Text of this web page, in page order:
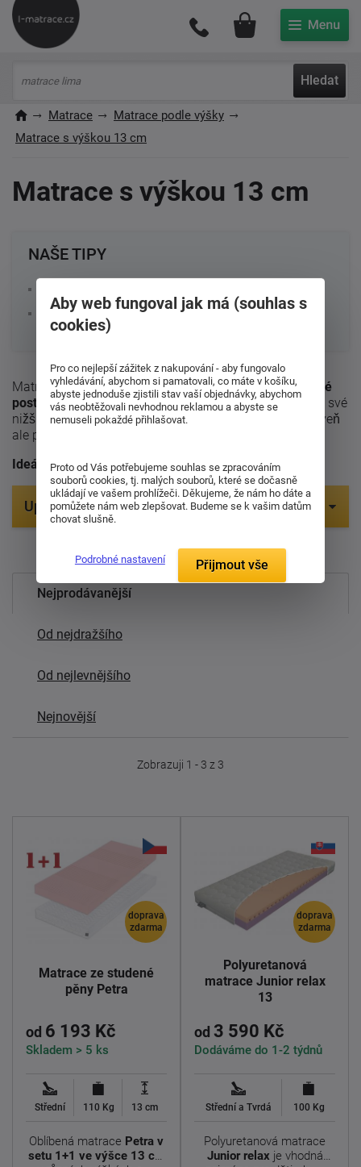
Hledat
Můj účet
Matrace
Matrace podle výšky
Matrace s výškou 13 cm
Matrace s výškou 13 cm
NAŠE TIPY
Výška matrace = kvalita spánku
Matrace s výškou 13 cm jsou skvělou volbou prodětské
postele, patrové postele nebo příležitostné spaní.Díky své
nižší výšce jsou lehké a snadno manipulovatelné, zároveň
ale poskytují základní komfort a podporu.
Ideální i na chatu nebo do pokoje pro hosty.
Upřesnit parametry
Nejprodávanější
Od nejdražšího
Od nejlevnějšího
Nejnovější
Zobrazuji 1 - 3 z 3
doprava
zdarma
Matrace ze studené
pěny Petra
od 6 193 Kč
Skladem > 5 ks
Střední 110 Kg 13 cm
Oblíbená matrace Petra v
setu 1+1 ve výšce 13 cm
doprava
zdarma
Polyuretanová
matrace Junior relax
13
od 3 590 Kč
Dodáváme do 1-2 týdnů
Střední a Tvrdá 100 Kg
Polyuretanová matrace
Junior relaxje vhodná
Aby web fungoval jak má (souhlas s
cookies)
Pro co nejlepší zážitek z nakupování - aby fungovalo
vyhledávání, abychom si pamatovali, co máte v košíku,
abyste jednoduše zjistili stav vaší objednávky, abychom
vás neobtěžovali nevhodnou reklamou a abyste se
nemuseli pokaždé přihlašovat.
Proto od Vás potřebujeme souhlas se zpracováním
souborů cookies, tj. malých souborů, které se dočasně
ukládají ve vašem prohlížeči. Děkujeme, že nám ho dáte a
pomůžete nám web zlepšovat. Budeme se k vašim datům
chovat slušně.
Podrobné nastavení Přijmout vše